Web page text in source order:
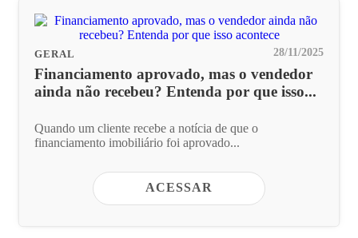
GERAL 28/11/2025
Financiamento aprovado, mas o vendedor
ainda não recebeu? Entenda por que isso...
Quando um cliente recebe a notícia de que o
financiamento imobiliário foi aprovado...
ACESSAR